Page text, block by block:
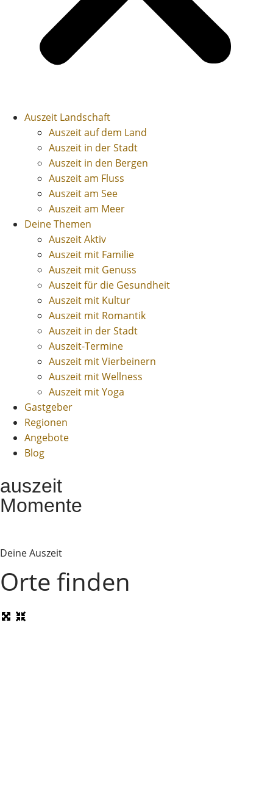
Auszeit Landschaft
Auszeit auf dem Land
Auszeit in der Stadt
Auszeit in den Bergen
Auszeit am Fluss
Auszeit am See
Auszeit am Meer
Deine Themen
Auszeit Aktiv
Auszeit mit Familie
Auszeit mit Genuss
Auszeit für die Gesundheit
Auszeit mit Kultur
Auszeit mit Romantik
Auszeit in der Stadt
Auszeit-Termine
Auszeit mit Vierbeinern
Auszeit mit Wellness
Auszeit mit Yoga
Gastgeber
Regionen
Angebote
Blog
auszeit
Momente
Deine Auszeit
Orte finden